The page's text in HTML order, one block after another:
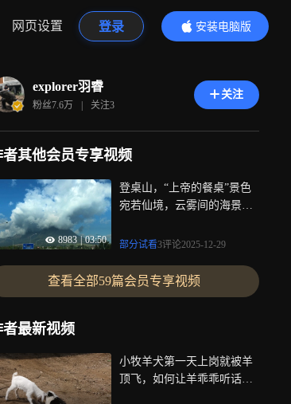
网页设置 登录
安装电脑版
内容更精彩
explorer羽睿
粉丝7.6万 | 关注3
关注
者其他会员专享视频
8983 | 03:50
登桌山，“上帝的餐桌”景色
宛若仙境，云雾间的海景一
部分试看3评论2025-12-29
查看全部59篇会员专享视频
者最新视频
小牧羊犬第一天上岗就被羊
顶飞，如何让羊乖乖听话？